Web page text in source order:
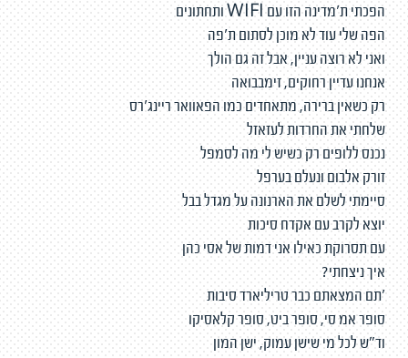
הפכתי ת'מדינה הזו עם WIFI ותחתונים
הפה שלי עוד לא מוכן לסתום ת'פה
ואני לא רוצה עניין, אבל זה גם הולך
אנחנו עדיין רחוקים, זימבבואה
רק כשאין ברירה, מתאחדים כמו הפאוואר ריינג׳רס
שלחתי את החרדות לעזאזל
נכנס ללופים רק כשיש לי מה לסמפל
זורק אלבום ונעלם בערפל
סיימתי לשלם את הארנונה על מגדל בבל
יוצא לקרב עם אקדח סיכות
עם תסרוקת כאילו אני דמות של אסי כהן
איך ניצחתי?
׳תם המצאתם כבר טריליארד סיבות
סופר אמ סי, סופר ביט, סופר קלאסיקו
וד"ש לכל מי שישן עמוק, ישן המון